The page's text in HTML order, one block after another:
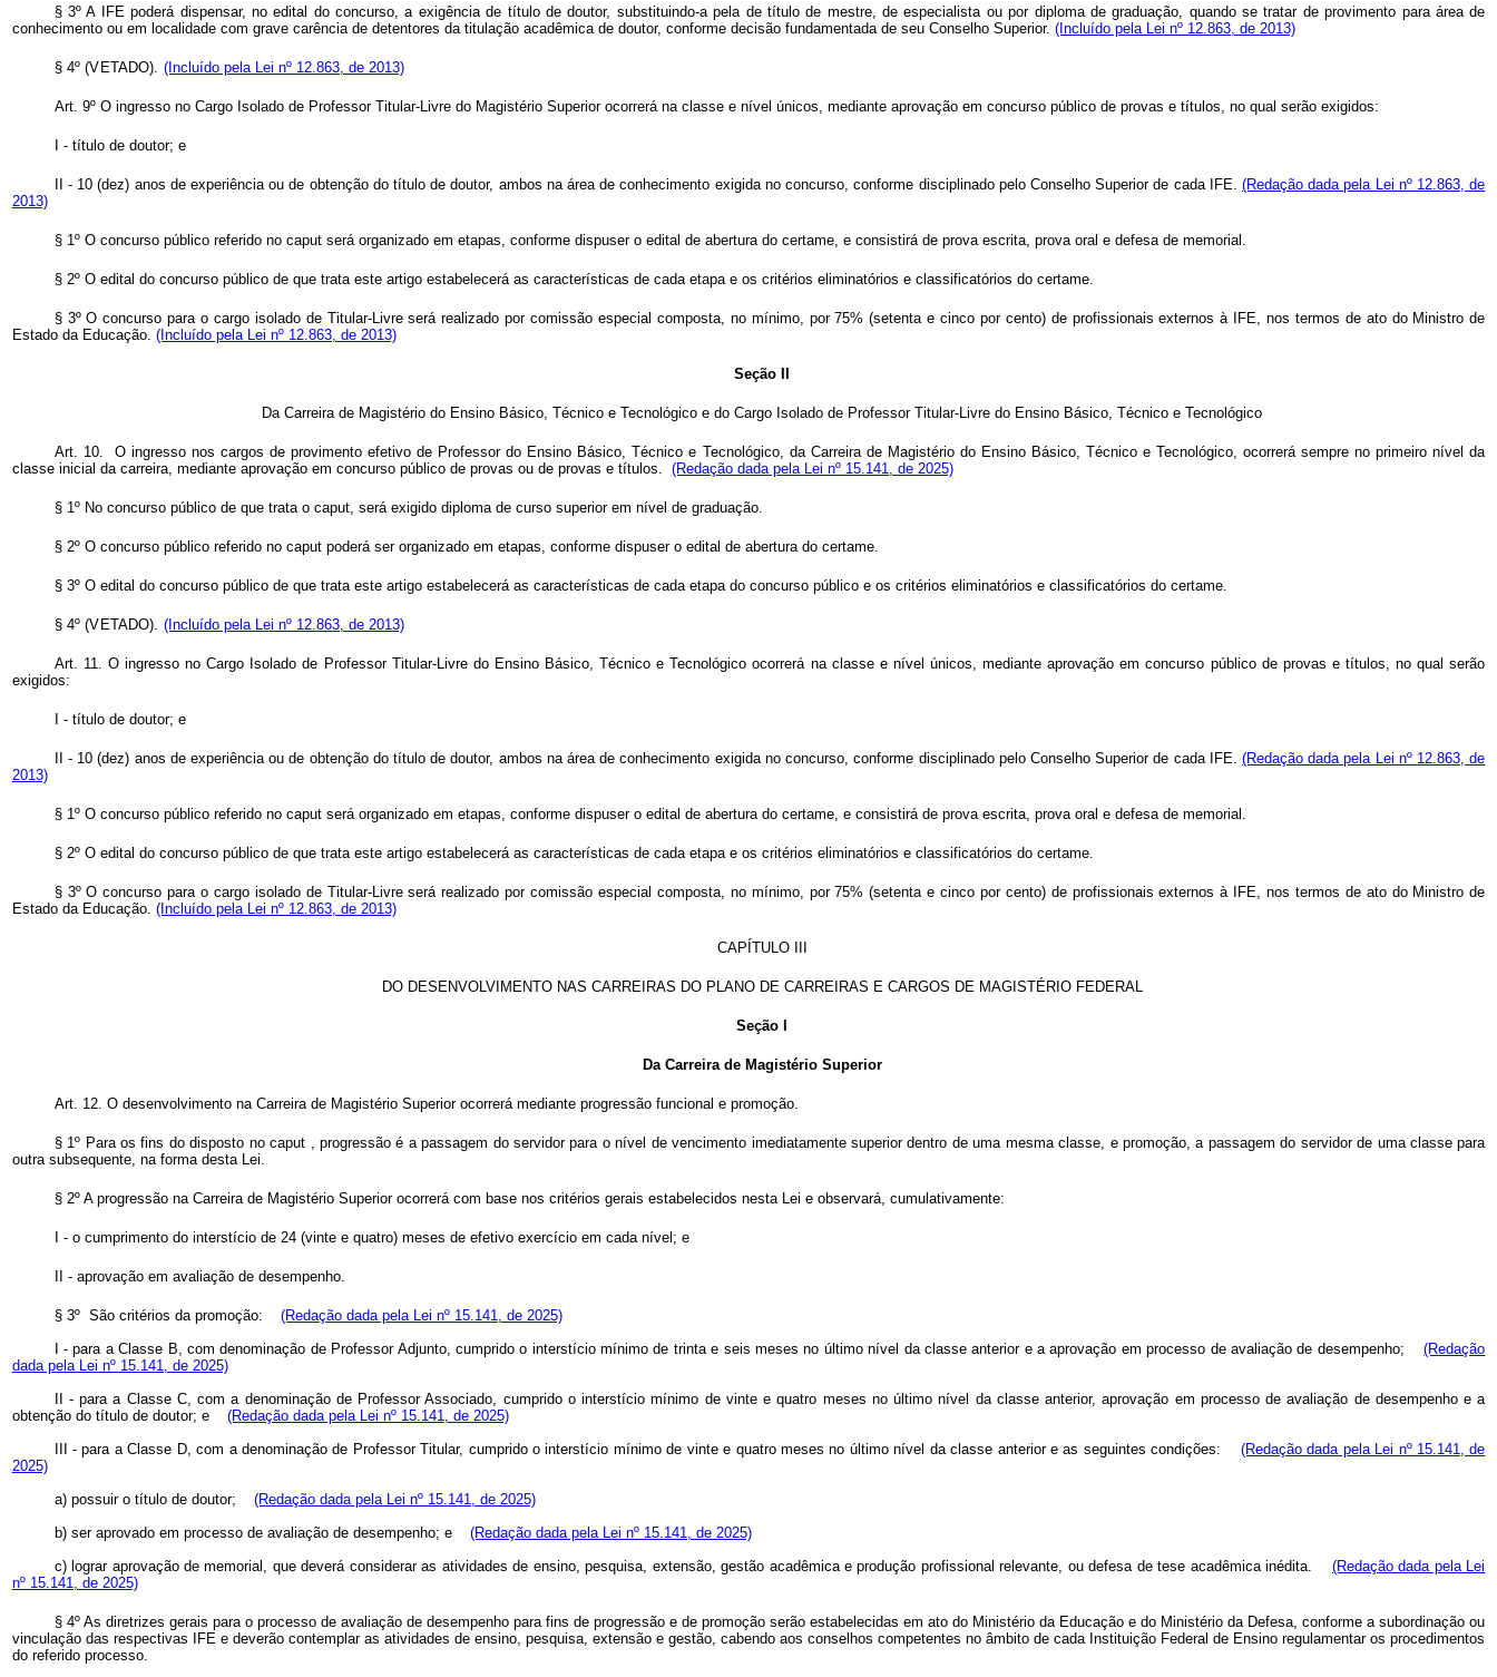
§ 3º A IFE poderá dispensar, no edital do concurso, a exigência de título de doutor, substituindo-a pela de título de mestre, de especialista ou por diploma de graduação, quando se tratar de provimento para área de
conhecimento ou em localidade com grave carência de detentores da titulação acadêmica de doutor, conforme decisão fundamentada de seu Conselho Superior. (Incluído pela Lei nº 12.863, de 2013)
§ 4º (VETADO). (Incluído pela Lei nº 12.863, de 2013)
Art. 9º O ingresso no Cargo Isolado de Professor Titular-Livre do Magistério Superior ocorrerá na classe e nível únicos, mediante aprovação em concurso público de provas e títulos, no qual serão exigidos:
I - título de doutor; e
II - 10 (dez) anos de experiência ou de obtenção do título de doutor, ambos na área de conhecimento exigida no concurso, conforme disciplinado pelo Conselho Superior de cada IFE.(Redação dada pela Lei nº 12.863, de
2013)
§ 1º O concurso público referido no caput será organizado em etapas, conforme dispuser o edital de abertura do certame, e consistirá de prova escrita, prova oral e defesa de memorial.
§ 2º O edital do concurso público de que trata este artigo estabelecerá as características de cada etapa e os critérios eliminatórios e classificatórios do certame.
§ 3º O concurso para o cargo isolado de Titular-Livre será realizado por comissão especial composta, no mínimo, por 75% (setenta e cinco por cento) de profissionais externos à IFE, nos termos de ato do Ministro de
Estado da Educação. (Incluído pela Lei nº 12.863, de 2013)
Seção II
Da Carreira de Magistério do Ensino Básico, Técnico e Tecnológico e do Cargo Isolado de Professor Titular-Livre do Ensino Básico, Técnico e Tecnológico
Art. 10. O ingresso nos cargos de provimento efetivo de Professor do Ensino Básico, Técnico e Tecnológico, da Carreira de Magistério do Ensino Básico, Técnico e Tecnológico, ocorrerá sempre no primeiro nível da
classe inicial da carreira, mediante aprovação em concurso público de provas ou de provas e títulos. (Redação dada pela Lei nº 15.141, de 2025)
§ 1º No concurso público de que trata o caput, será exigido diploma de curso superior em nível de graduação.
§ 2º O concurso público referido no caput poderá ser organizado em etapas, conforme dispuser o edital de abertura do certame.
§ 3º O edital do concurso público de que trata este artigo estabelecerá as características de cada etapa do concurso público e os critérios eliminatórios e classificatórios do certame.
§ 4º (VETADO). (Incluído pela Lei nº 12.863, de 2013)
Art. 11. O ingresso no Cargo Isolado de Professor Titular-Livre do Ensino Básico, Técnico e Tecnológico ocorrerá na classe e nível únicos, mediante aprovação em concurso público de provas e títulos, no qual serão
exigidos:
I - título de doutor; e
II - 10 (dez) anos de experiência ou de obtenção do título de doutor, ambos na área de conhecimento exigida no concurso, conforme disciplinado pelo Conselho Superior de cada IFE.(Redação dada pela Lei nº 12.863, de
2013)
§ 1º O concurso público referido no caput será organizado em etapas, conforme dispuser o edital de abertura do certame, e consistirá de prova escrita, prova oral e defesa de memorial.
§ 2º O edital do concurso público de que trata este artigo estabelecerá as características de cada etapa e os critérios eliminatórios e classificatórios do certame.
§ 3º O concurso para o cargo isolado de Titular-Livre será realizado por comissão especial composta, no mínimo, por 75% (setenta e cinco por cento) de profissionais externos à IFE, nos termos de ato do Ministro de
Estado da Educação. (Incluído pela Lei nº 12.863, de 2013)
CAPÍTULO III
DO DESENVOLVIMENTO NAS CARREIRAS DO PLANO DE CARREIRAS E CARGOS DE MAGISTÉRIO FEDERAL
Seção I
Da Carreira de Magistério Superior
Art. 12. O desenvolvimento na Carreira de Magistério Superior ocorrerá mediante progressão funcional e promoção.
§ 1º Para os fins do disposto nocaput , progressão é a passagem do servidor para o nível de vencimento imediatamente superior dentro de uma mesma classe, e promoção, a passagem do servidor de uma classe para
outra subsequente, na forma desta Lei.
§ 2º A progressão na Carreira de Magistério Superior ocorrerá com base nos critérios gerais estabelecidos nesta Lei e observará, cumulativamente:
I - o cumprimento do interstício de 24 (vinte e quatro) meses de efetivo exercício em cada nível; e
II - aprovação em avaliação de desempenho.
§ 3º São critérios da promoção: (Redação dada pela Lei nº 15.141, de 2025)
I - para a Classe B, com denominação de Professor Adjunto, cumprido o interstício mínimo de trinta e seis meses no último nível da classe anterior e a aprovação em processo de avaliação de desempenho;
(Redação
dada pela Lei nº 15.141, de 2025)
II - para a Classe C, com a denominação de Professor Associado, cumprido o interstício mínimo de vinte e quatro meses no último nível da classe anterior, aprovação em processo de avaliação de desempenho e a
obtenção do título de doutor; e
(Redação dada pela Lei nº 15.141, de 2025)
III - para a Classe D, com a denominação de Professor Titular, cumprido o interstício mínimo de vinte e quatro meses no último nível da classe anterior e as seguintes condições:
(Redação dada pela Lei nº 15.141, de
2025)
a) possuir o título de doutor;
(Redação dada pela Lei nº 15.141, de 2025)
b) ser aprovado em processo de avaliação de desempenho; e
(Redação dada pela Lei nº 15.141, de 2025)
c) lograr aprovação de memorial, que deverá considerar as atividades de ensino, pesquisa, extensão, gestão acadêmica e produção profissional relevante, ou defesa de tese acadêmica inédita.
(Redação dada pela Lei
nº 15.141, de 2025)
§ 4º As diretrizes gerais para o processo de avaliação de desempenho para fins de progressão e de promoção serão estabelecidas em ato do Ministério da Educação e do Ministério da Defesa, conforme a subordinação ou
vinculação das respectivas IFE e deverão contemplar as atividades de ensino, pesquisa, extensão e gestão, cabendo aos conselhos competentes no âmbito de cada Instituição Federal de Ensino regulamentar os procedimentos
do referido processo.